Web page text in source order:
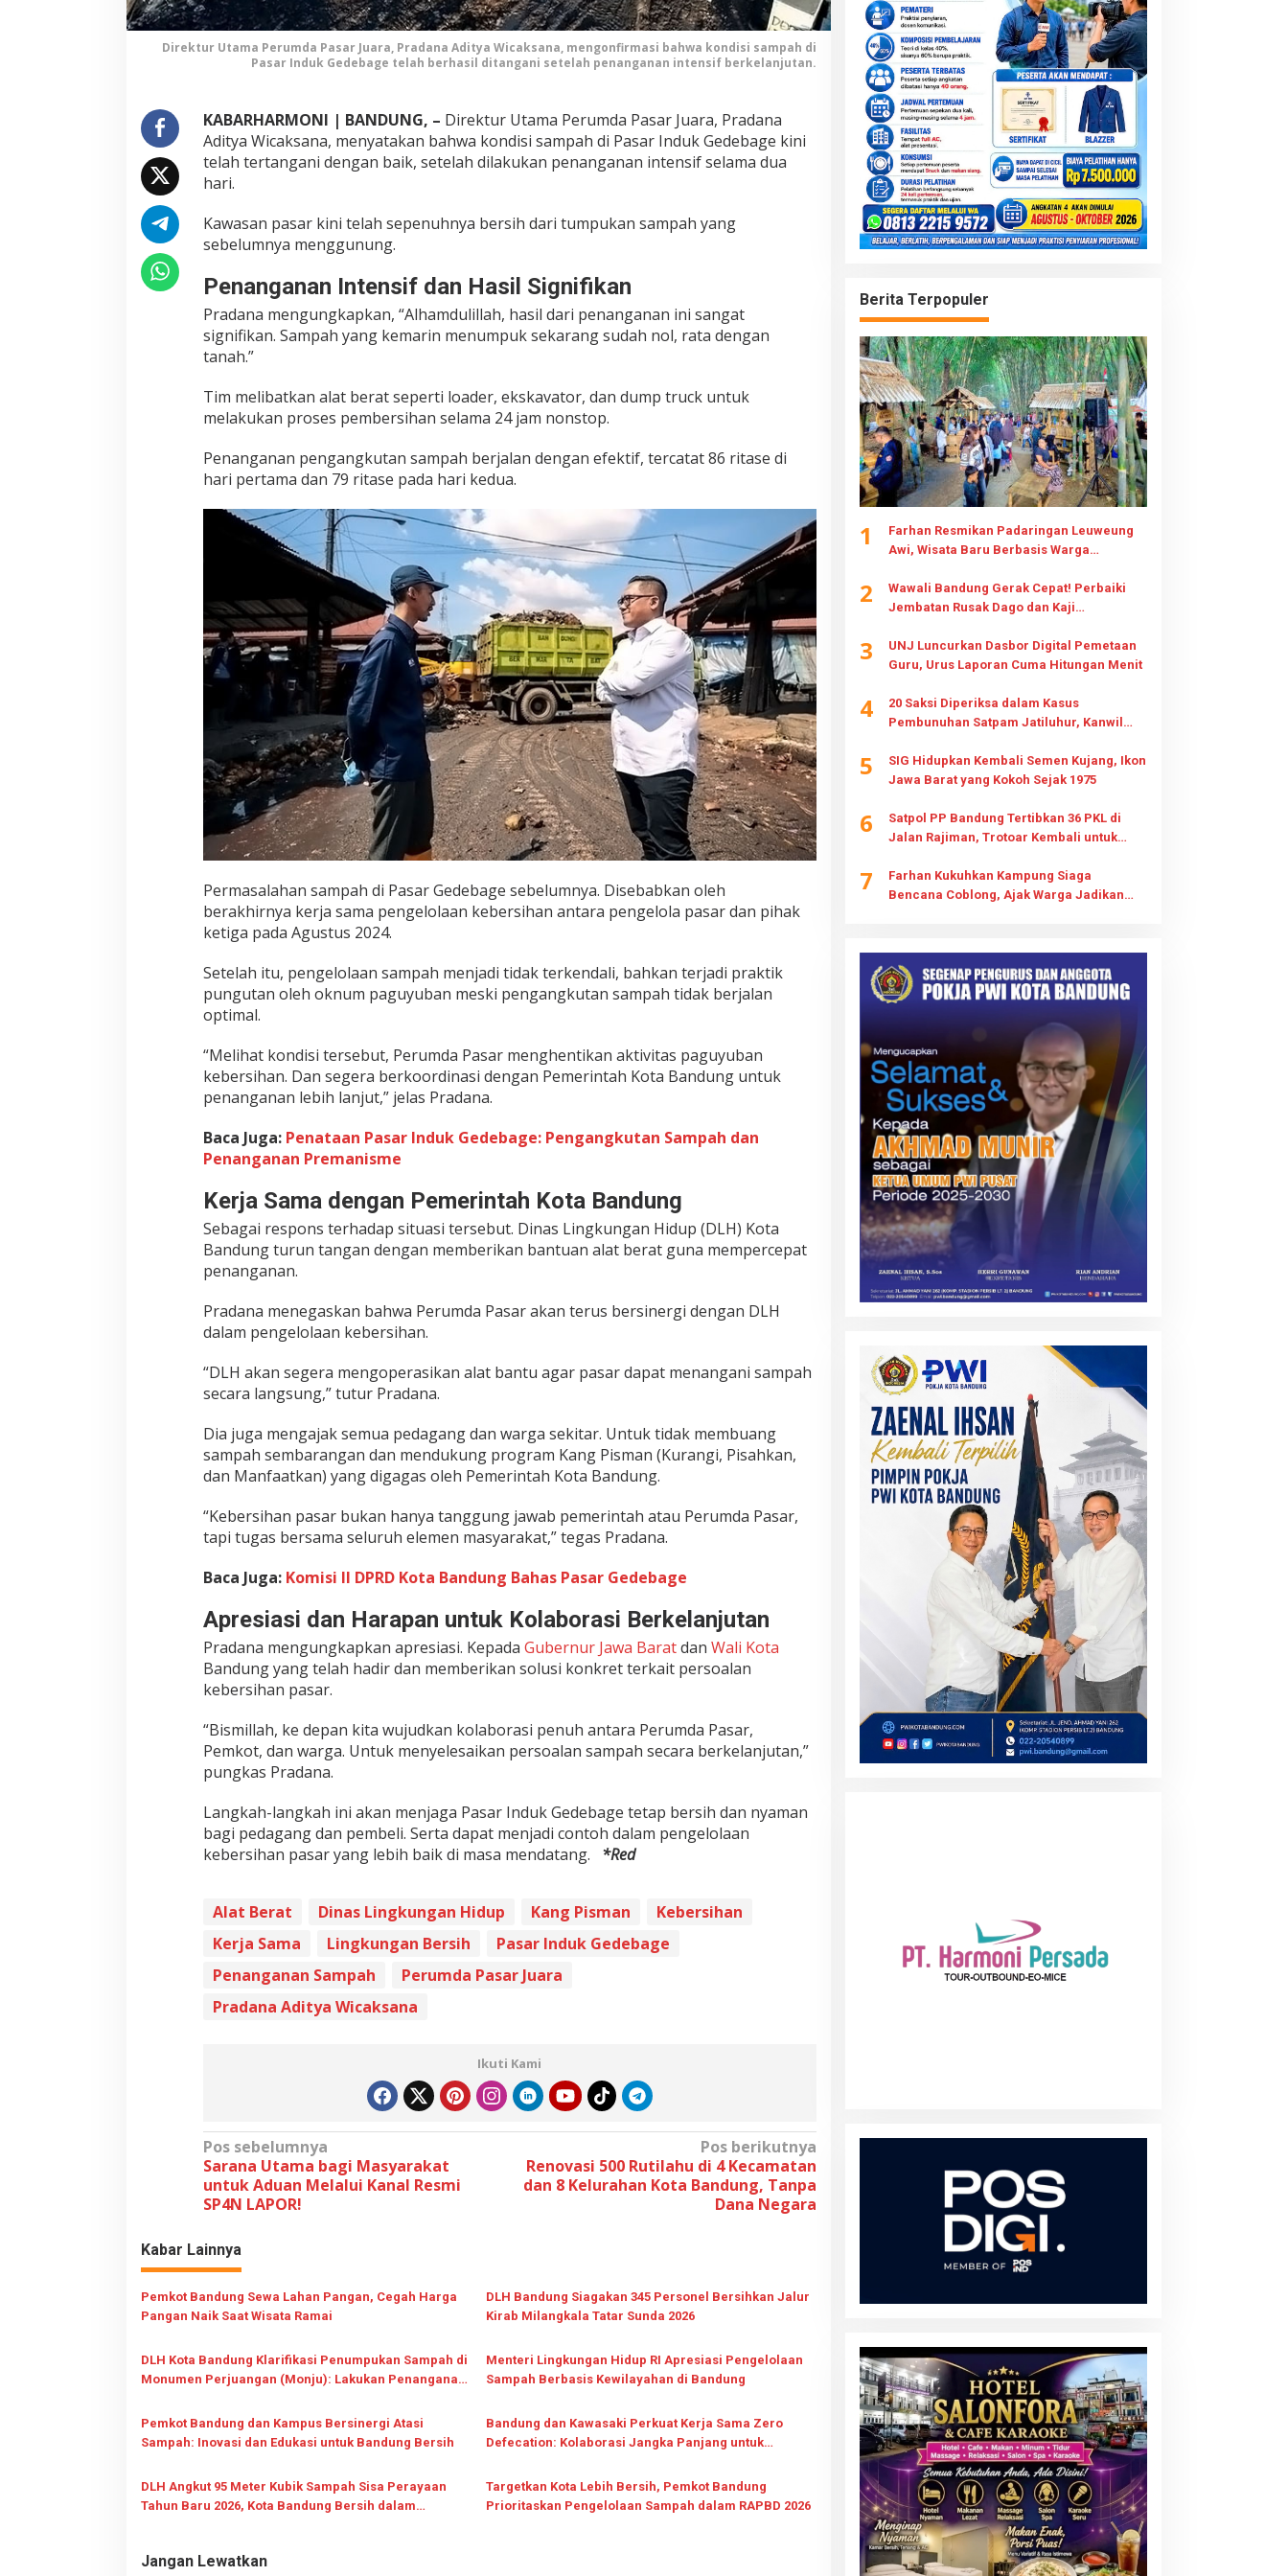
I
n
d
G
e
d
a
g
e
k
a
n
g
S
d
a
h
N
o
l
Direktur Utama Perumda Pasar Juara, Pradana Aditya Wicaksana, mengonfirmasi bahwa kondisi sampah di
Pasar Induk Gedebage telah berhasil ditangani setelah penanganan intensif berkelanjutan.
KABARHARMONI | BANDUNG, – Direktur Utama Perumda Pasar Juara, Pradana
Aditya Wicaksana, menyatakan bahwa kondisi sampah di Pasar Induk Gedebage kini
telah tertangani dengan baik, setelah dilakukan penanganan intensif selama dua
hari.
Kawasan pasar kini telah sepenuhnya bersih dari tumpukan sampah yang
sebelumnya menggunung.
Penanganan Intensif dan Hasil Signifikan
Pradana mengungkapkan, “Alhamdulillah, hasil dari penanganan ini sangat
signifikan. Sampah yang kemarin menumpuk sekarang sudah nol, rata dengan
tanah.”
Tim melibatkan alat berat seperti loader, ekskavator, dan dump truck untuk
melakukan proses pembersihan selama 24 jam nonstop.
Penanganan pengangkutan sampah berjalan dengan efektif, tercatat 86 ritase di
hari pertama dan 79 ritase pada hari kedua.
Permasalahan sampah di Pasar Gedebage sebelumnya. Disebabkan oleh
berakhirnya kerja sama pengelolaan kebersihan antara pengelola pasar dan pihak
ketiga pada Agustus 2024.
Setelah itu, pengelolaan sampah menjadi tidak terkendali, bahkan terjadi praktik
pungutan oleh oknum paguyuban meski pengangkutan sampah tidak berjalan
optimal.
“Melihat kondisi tersebut, Perumda Pasar menghentikan aktivitas paguyuban
kebersihan. Dan segera berkoordinasi dengan Pemerintah Kota Bandung untuk
penanganan lebih lanjut,” jelas Pradana.
Baca Juga: Penataan Pasar Induk Gedebage: Pengangkutan Sampah dan
Penanganan Premanisme
Kerja Sama dengan Pemerintah Kota Bandung
Sebagai respons terhadap situasi tersebut. Dinas Lingkungan Hidup (DLH) Kota
Bandung turun tangan dengan memberikan bantuan alat berat guna mempercepat
penanganan.
Pradana menegaskan bahwa Perumda Pasar akan terus bersinergi dengan DLH
dalam pengelolaan kebersihan.
“DLH akan segera mengoperasikan alat bantu agar pasar dapat menangani sampah
secara langsung,” tutur Pradana.
Dia juga mengajak semua pedagang dan warga sekitar. Untuk tidak membuang
sampah sembarangan dan mendukung program Kang Pisman (Kurangi, Pisahkan,
dan Manfaatkan) yang digagas oleh Pemerintah Kota Bandung.
“Kebersihan pasar bukan hanya tanggung jawab pemerintah atau Perumda Pasar,
tapi tugas bersama seluruh elemen masyarakat,” tegas Pradana.
Baca Juga: Komisi II DPRD Kota Bandung Bahas Pasar Gedebage
Apresiasi dan Harapan untuk Kolaborasi Berkelanjutan
Pradana mengungkapkan apresiasi. Kepada Gubernur Jawa Baratdan Wali Kota
Bandung yang telah hadir dan memberikan solusi konkret terkait persoalan
kebersihan pasar.
“Bismillah, ke depan kita wujudkan kolaborasi penuh antara Perumda Pasar,
Pemkot, dan warga. Untuk menyelesaikan persoalan sampah secara berkelanjutan,”
pungkas Pradana.
Langkah-langkah ini akan menjaga Pasar Induk Gedebage tetap bersih dan nyaman
bagi pedagang dan pembeli. Serta dapat menjadi contoh dalam pengelolaan
kebersihan pasar yang lebih baik di masa mendatang. *Red
Alat Berat Dinas Lingkungan Hidup Kang Pisman
Kebersihan
Kerja Sama
Lingkungan Bersih
Pasar Induk Gedebage
Penanganan Sampah
Perumda Pasar Juara
Pradana Aditya Wicaksana
Ikuti Kami
N
a
v
g
s
p
o
s
Pos sebelumnya
Sarana Utama bagi Masyarakat
untuk Aduan Melalui Kanal Resmi
SP4N LAPOR!
Pos berikutnya
Renovasi 500 Rutilahu di 4 Kecamatan
dan 8 Kelurahan Kota Bandung, Tanpa
Dana Negara
Kabar Lainnya
Pemkot Bandung Sewa Lahan Pangan, Cegah Harga
Pangan Naik Saat Wisata Ramai
DLH Bandung Siagakan 345 Personel Bersihkan Jalur
Kirab Milangkala Tatar Sunda 2026
DLH Kota Bandung Klarifikasi Penumpukan Sampah di
Monumen Perjuangan (Monju): Lakukan Penanganan
Menteri Lingkungan Hidup RI Apresiasi Pengelolaan
Sampah Berbasis Kewilayahan di Bandung
Pemkot Bandung dan Kampus Bersinergi Atasi
Sampah: Inovasi dan Edukasi untuk Bandung Bersih
Bandung dan Kawasaki Perkuat Kerja Sama Zero
Defecation: Kolaborasi Jangka Panjang untuk
DLH Angkut 95 Meter Kubik Sampah Sisa Perayaan
Tahun Baru 2026, Kota Bandung Bersih dalam
Targetkan Kota Lebih Bersih, Pemkot Bandung
Prioritaskan Pengelolaan Sampah dalam RAPBD 2026
Jangan Lewatkan
Berita Terpopuler
1
Farhan Resmikan Padaringan Leuweung
Awi, Wisata Baru Berbasis Warga
2
Wawali Bandung Gerak Cepat! Perbaiki
Jembatan Rusak Dago dan Kaji
3
UNJ Luncurkan Dasbor Digital Pemetaan
Guru, Urus Laporan Cuma Hitungan Menit
4
20 Saksi Diperiksa dalam Kasus
Pembunuhan Satpam Jatiluhur, Kanwil
Hak Keluarga
5
SIG Hidupkan Kembali Semen Kujang, Ikon
Jawa Barat yang Kokoh Sejak 1975
6
Satpol PP Bandung Tertibkan 36 PKL di
Jalan Rajiman, Trotoar Kembali untuk
7
Farhan Kukuhkan Kampung Siaga
Bencana Coblong, Ajak Warga Jadikan